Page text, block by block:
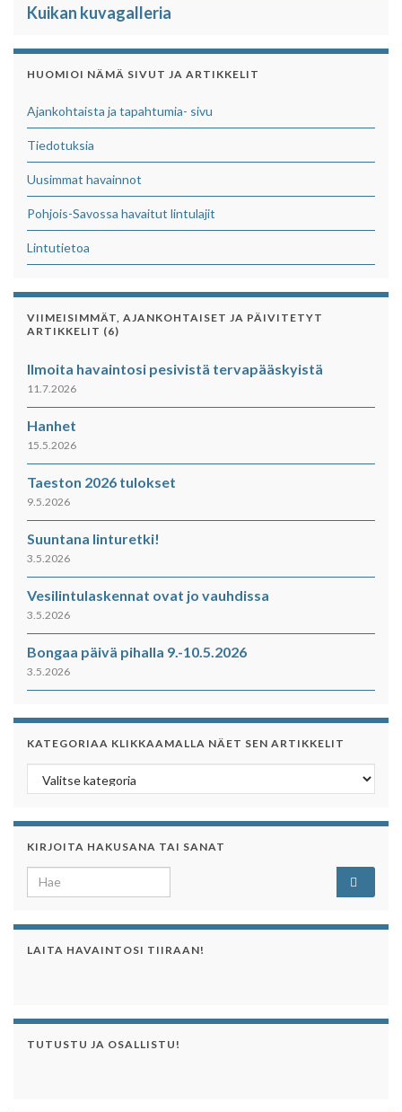
k
p
Kuikan kuvagalleria
HUOMIOI NÄMÄ SIVUT JA ARTIKKELIT
Ajankohtaista ja tapahtumia- sivu
Tiedotuksia
Uusimmat havainnot
Pohjois-Savossa havaitut lintulajit
Lintutietoa
VIIMEISIMMÄT, AJANKOHTAISET JA PÄIVITETYT
ARTIKKELIT (6)
Ilmoita havaintosi pesivistä tervapääskyistä
11.7.2026
Hanhet
15.5.2026
Taeston 2026 tulokset
9.5.2026
Suuntana linturetki!
3.5.2026
Vesilintulaskennat ovat jo vauhdissa
3.5.2026
Bongaa päivä pihalla 9.-10.5.2026
3.5.2026
KATEGORIAA KLIKKAAMALLA NÄET SEN ARTIKKELIT
Kategoriaa klikkaamalla näet sen artikkelit
KIRJOITA HAKUSANA TAI SANAT
Search for:
LAITA HAVAINTOSI TIIRAAN!
TUTUSTU JA OSALLISTU!